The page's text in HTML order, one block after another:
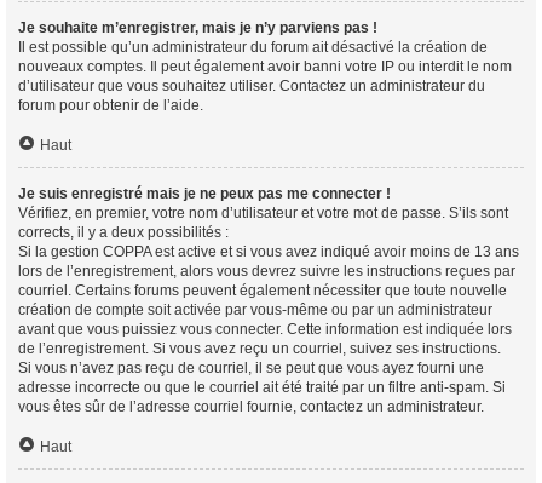
Je souhaite m’enregistrer, mais je n’y parviens pas !
Il est possible qu’un administrateur du forum ait désactivé la création de
nouveaux comptes. Il peut également avoir banni votre IP ou interdit le nom
d’utilisateur que vous souhaitez utiliser. Contactez un administrateur du
forum pour obtenir de l’aide.
Haut
Je suis enregistré mais je ne peux pas me connecter !
Vérifiez, en premier, votre nom d’utilisateur et votre mot de passe. S’ils sont
corrects, il y a deux possibilités :
Si la gestion COPPA est active et si vous avez indiqué avoir moins de 13 ans
lors de l’enregistrement, alors vous devrez suivre les instructions reçues par
courriel. Certains forums peuvent également nécessiter que toute nouvelle
création de compte soit activée par vous-même ou par un administrateur
avant que vous puissiez vous connecter. Cette information est indiquée lors
de l’enregistrement. Si vous avez reçu un courriel, suivez ses instructions.
Si vous n’avez pas reçu de courriel, il se peut que vous ayez fourni une
adresse incorrecte ou que le courriel ait été traité par un filtre anti-spam. Si
vous êtes sûr de l’adresse courriel fournie, contactez un administrateur.
Haut